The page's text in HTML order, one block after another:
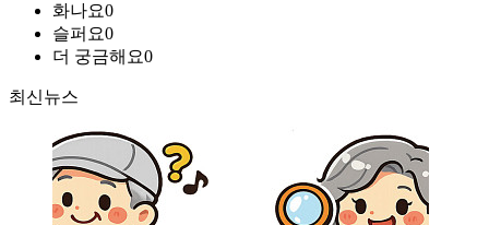
화나요0
슬퍼요0
더 궁금해요0
최신뉴스